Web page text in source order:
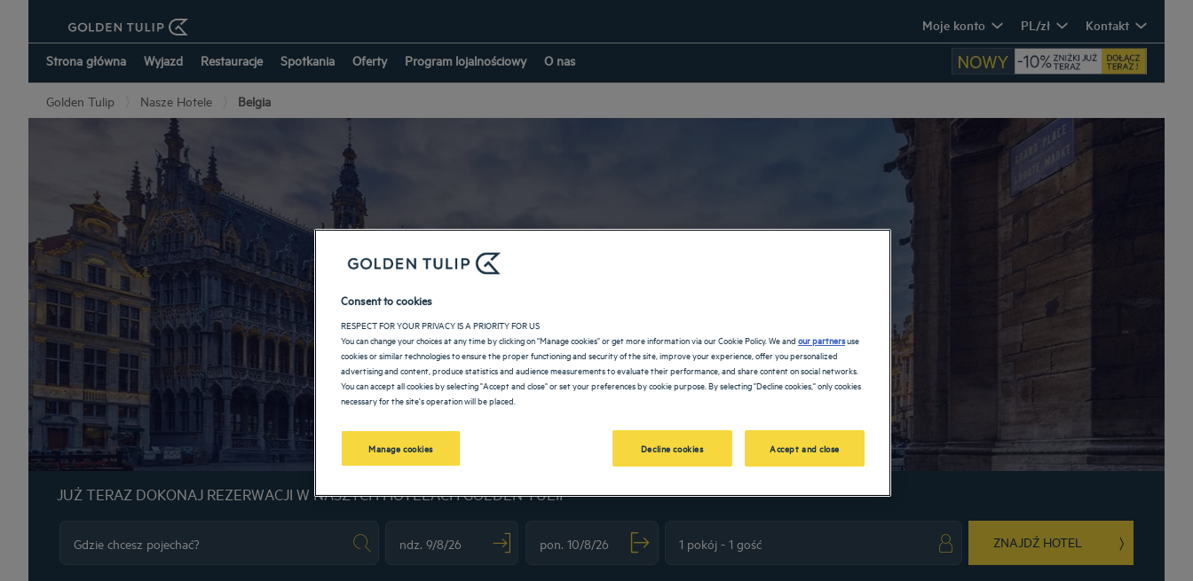
Moje konto PL/zł Kontakt
Strona główna Wyjazd Restauracje Spotkania Oferty Program lojalnościowy O nas
Golden Tulip Nasze Hotele Belgia
Hotele w: Belgia
POWRÓT DO CELÓW PODRÓŻY
JUŻ TERAZ DOKONAJ REZERWACJI W NASZYCH HOTELACH GOLDEN TULIP
ZNAJDŹ HOTEL
Consent to cookies
RESPECT FOR YOUR PRIVACY IS A PRIORITY FOR US
You can change your choices at any time by clicking on "Manage cookies" or get more information via our Cookie Policy. We andour partnersuse
cookies or similar technologies to ensure the proper functioning and security of the site, improve your experience, offer you personalized
advertising and content, produce statistics and audience measurements to evaluate their performance, and share content on social networks.
You can accept all cookies by selecting "Accept and close" or set your preferences by cookie purpose. By selecting "Decline cookies," only cookies
necessary for the site's operation will be placed.
Manage cookies Decline cookies Accept and close